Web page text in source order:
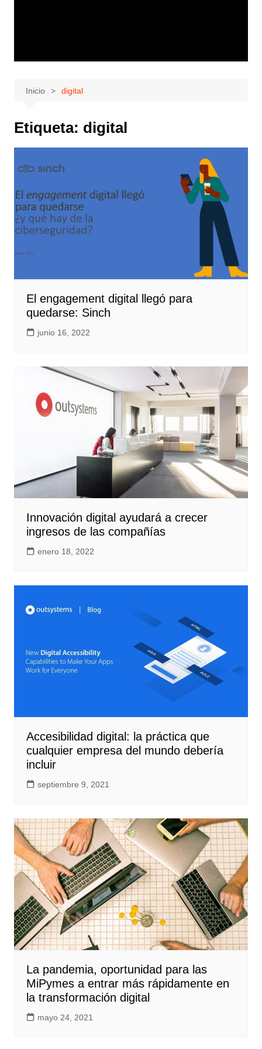
Inicio digital
Etiqueta: digital
El engagement digital llegó para
quedarse: Sinch
junio 16, 2022
Innovación digital ayudará a crecer
ingresos de las compañías
enero 18, 2022
Accesibilidad digital: la práctica que
cualquier empresa del mundo debería
incluir
septiembre 9, 2021
La pandemia, oportunidad para las
MiPymes a entrar más rápidamente en
la transformación digital
mayo 24, 2021